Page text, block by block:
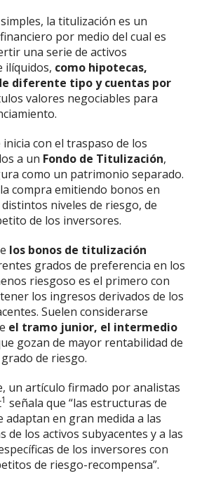
la titulización es un
por medio del cual es
una serie de activos
ilíquidos, como hipotecas,
diferente tipo y cuentas por
valores negociables para
inicia con el traspaso de los
a un Fondo de Titulización,
como un patrimonio separado.
compra emitiendo bonos en
niveles de riesgo, de
de los inversores.
los bonos de titulización
grados de preferencia en los
riesgoso es el primero con
los ingresos derivados de los
Suelen considerarse
el tramo junior, el intermedio
gozan de mayor rentabilidad de
de riesgo.
un artículo firmado por analistas
1 señala que “las estructuras de
adaptan en gran medida a las
de los activos subyacentes y a las
de los inversores con
de riesgo-recompensa”.